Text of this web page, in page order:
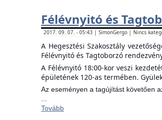
Félévnyitó és
2017. 09. 07. - 05:43 | SimonGergo | Nincs
A Hegesztési Szakosztály
Félévnyitó és Tagtoborzó
A Félévnyitó 18:00-kor veszi
épületének 120-as termében.
Az eseményen a tagújítást követően
Tovább